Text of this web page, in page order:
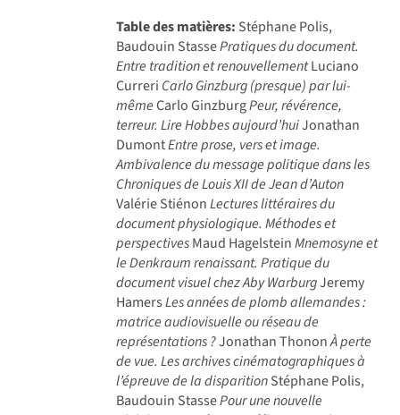
Table des matières: Stéphane Polis,
Baudouin StassePratiques du document.
Entre tradition et renouvellementLuciano
Curreri Carlo Ginzburg (presque) par lui-
mêmeCarlo GinzburgPeur, révérence,
terreur. Lire Hobbes aujourd’huiJonathan
DumontEntre prose, vers et image.
Ambivalence du message politique dans les
Chroniques de Louis XII de Jean d’Auton
Valérie StiénonLectures littéraires du
document physiologique. Méthodes et
perspectivesMaud HagelsteinMnemosyne et
le Denkraum renaissant. Pratique du
document visuel chez Aby WarburgJeremy
HamersLes années de plomb allemandes :
matrice audiovisuelle ou réseau de
représentations ?Jonathan ThononÀ perte
de vue. Les archives cinématographiques à
l’épreuve de la disparitionStéphane Polis,
Baudouin StassePour une nouvelle